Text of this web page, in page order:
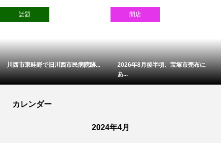
話題
川西市東畦野で旧川西市民病院跡...
開店
2026年8月後半頃、宝塚市売布に
あ...
カレンダー
2024年4月